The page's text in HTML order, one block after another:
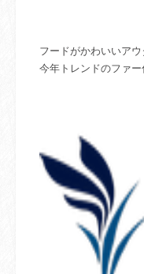
フードがかわいいアウ
今年トレンドのファ